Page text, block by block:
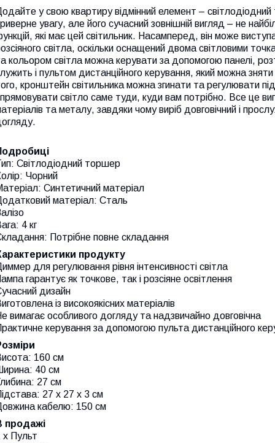
у свою квартиру відмінний елемент –
увагу, але його сучасний зовнішній вигляд – не
які має цей світильник. Насамперед, він може
світла, оскільки оснащений двома світловими
кольором світла можна керувати за допомогою панелі,
і пультом дистанційного керування, який можна
кронштейн світильника можна згинати та регулювати
світло саме туди, куди вам потрібно. Все це
та металу, завдяки чому виріб довговічний і
Світлодіодний торшер
Чорний
Синтетичний матеріал
матеріал: Сталь
4 кг
Потрібне повне складання
продукту
для регулювання рівня інтенсивності світла
гарантує як точкове, так і розсіяне освітлення
дизайн
​​із високоякісних матеріалів
вимагає особливого догляду та надзвичайно довговічна
керування за допомогою пульта дистанційного
160 см
40 см
27 см
27 x 27 x 3 см
кабелю: 150 см
продажі
x Пульт